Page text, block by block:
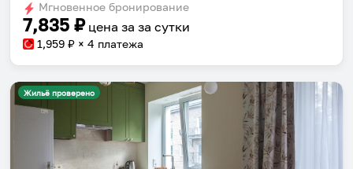
Мгновенное бронирование
7,835 ₽ цена за за сутки
1,959 ₽ × 4 платежа
Жильё проверено